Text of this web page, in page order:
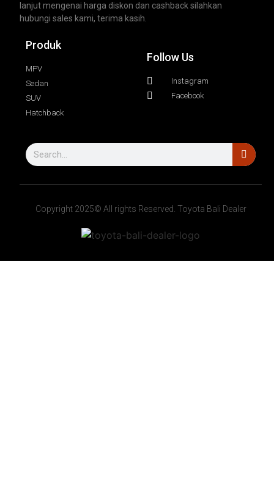
lanjut mengenai harga diskon dan cashback silahkan
hubungi sales kami, terima kasih.
Produk
MPV
Sedan
SUV
Hatchback
Follow Us
Instagram
Facebook
Copyright 2025© All rights Reserved. Toyota Bali Dealer